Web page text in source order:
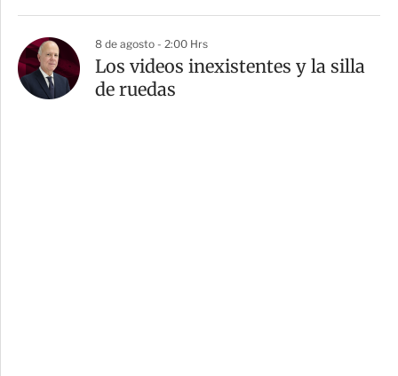
8 de agosto - 2:00 Hrs
Los videos inexistentes y la silla
de ruedas